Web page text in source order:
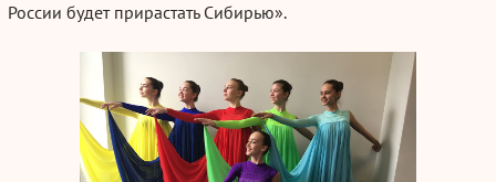
России будет прирастать Сибирью».